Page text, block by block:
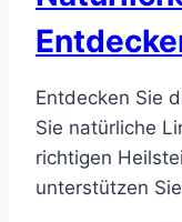
Entdecken Sie
Sie natürliche
richtigen
unterstützen